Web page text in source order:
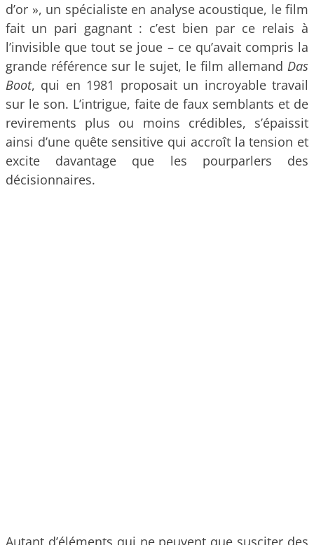
d’or », un spécialiste en analyse acoustique, le film
fait un pari gagnant : c’est bien par ce relais à
l’invisible que tout se joue – ce qu’avait compris la
grande référence sur le sujet, le film allemand Das
Boot, qui en 1981 proposait un incroyable travail
sur le son. L’intrigue, faite de faux semblants et de
revirements plus ou moins crédibles, s’épaissit
ainsi d’une quête sensitive qui accroît la tension et
excite davantage que les pourparlers des
décisionnaires.